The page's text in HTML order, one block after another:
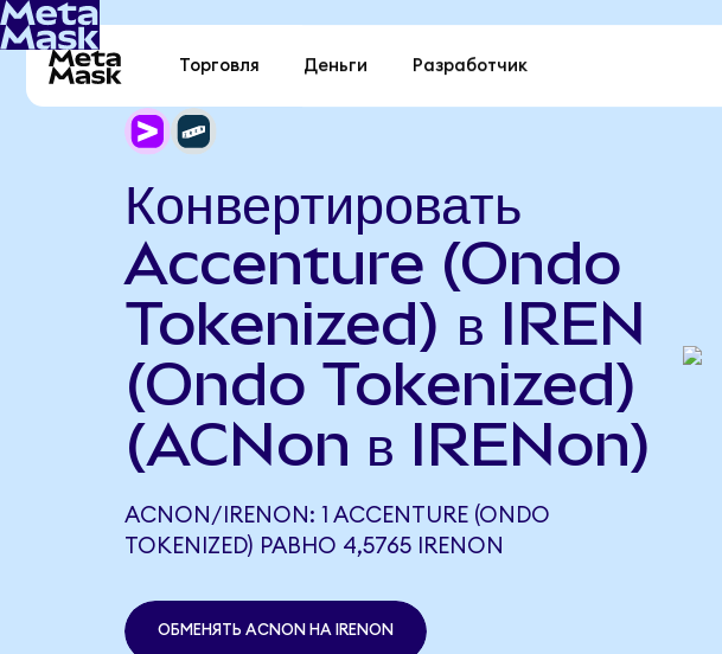
Торговля Деньги Разработчик
Конвертировать
Accenture (Ondo
Tokenized) в IREN
(Ondo Tokenized)
(ACNon в IRENon)
ACNON/IRENON: 1 ACCENTURE (ONDO
TOKENIZED) РАВНО 4,5765 IRENON
ОБМЕНЯТЬ ACNON НА IRENON